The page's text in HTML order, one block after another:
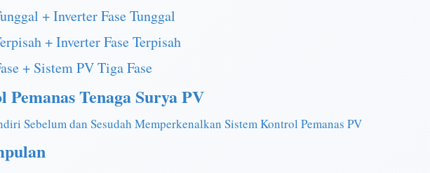
+ Inverter Fase Tunggal
+ Inverter Fase Terpisah
+ Sistem PV Tiga Fase
Tenaga Surya PV
Sebelum dan Sesudah Memperkenalkan Sistem Kontrol Pemanas PV